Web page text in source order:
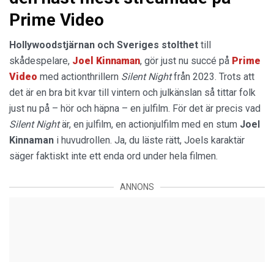
Prime Video
Hollywoodstjärnan och Sveriges stolthet till
skådespelare, Joel Kinnaman, gör just nu succé på Prime
Video med actionthrillern Silent Nightfrån 2023. Trots att
det är en bra bit kvar till vintern och julkänslan så tittar folk
just nu på – hör och häpna – en julfilm. För det är precis vad
Silent Nightär, en julfilm, en actionjulfilm med en stum Joel
Kinnaman i huvudrollen. Ja, du läste rätt, Joels karaktär
säger faktiskt inte ett enda ord under hela filmen.
ANNONS